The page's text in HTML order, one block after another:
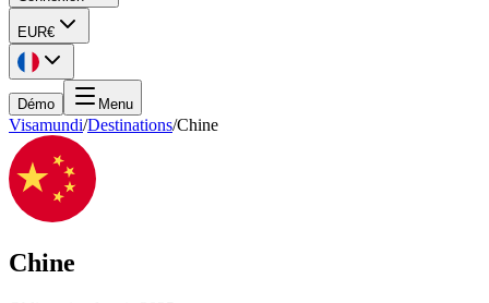
EUR€
Démo Menu
Visamundi/Destinations/Chine
Chine